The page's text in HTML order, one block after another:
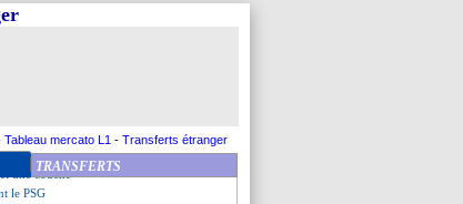
Tableau mercato L1 - Transferts étranger
TRANSFERTS
Gattuso
et file en 8es
par Bellingham
transfert
sa blessure
une couche
le PSG